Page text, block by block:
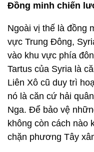
Đồng minh chiến
Ngoài vị thế là đồng
vực Trung Đông,
vào khu vực phía
Tartus của Syria là
Liên Xô cũ duy trì
nó là căn cứ hải
Nga. Để bảo vệ
không còn cách nào
chặn phương Tây